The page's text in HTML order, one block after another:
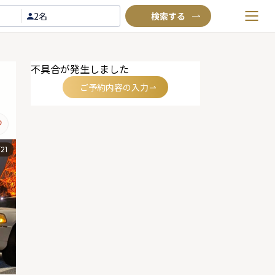
2名
TOP
21
不具合が発生しました
ご予約内容の入力